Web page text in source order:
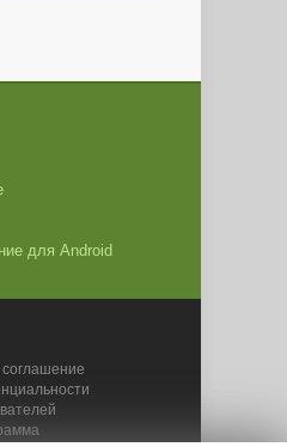
для Android
соглашение